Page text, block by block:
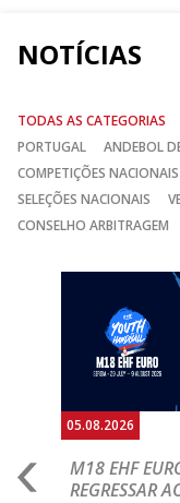
NOTÍCIAS
TODAS AS CATEGORIAS
PORTUGAL
ANDEBOL
COMPETIÇÕES NACIONAIS
SELEÇÕES NACIONAIS
CONSELHO ARBITRAGEM
05.08.2026
M18 EHF
REGRESSAR